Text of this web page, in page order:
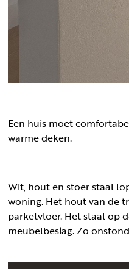
Een huis moet
warme deken.
Wit, hout en stoer staal
woning. Het hout van de
parketvloer. Het staal op
meubelbeslag. Zo